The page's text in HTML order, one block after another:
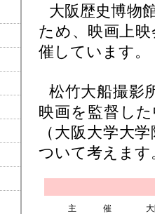
大阪歴史博物
ため、映画上
催しています。
松竹大船撮影
映画を監督し
（大阪大学大
ついて考えます
主 催